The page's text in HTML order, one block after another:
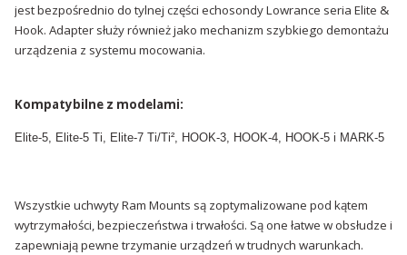
jest bezpośrednio do tylnej części echosondy Lowrance seria Elite &
Hook. Adapter służy również jako mechanizm szybkiego demontażu
urządzenia z systemu mocowania.
Kompatybilne z modelami:
Elite-5, Elite-5 Ti, Elite-7 Ti/Ti², HOOK-3, HOOK-4, HOOK-5 i MARK-5
Wszystkie uchwyty Ram Mounts są zoptymalizowane pod kątem
wytrzymałości, bezpieczeństwa i trwałości. Są one łatwe w obsłudze i
zapewniają pewne trzymanie urządzeń w trudnych warunkach.